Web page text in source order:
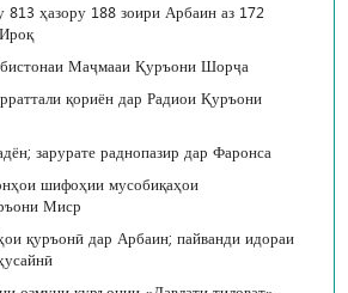
813 ҳазору 188 зоири Арбаин аз 172
Маҷмааи Қуръони Шорҷа
қориён дар Радиои Қуръони
зарурате раднопазир дар Фаронса
шифоҳии мусобиқаҳои
Миср
қуръонӣ дар Арбаин; пайванди идораи